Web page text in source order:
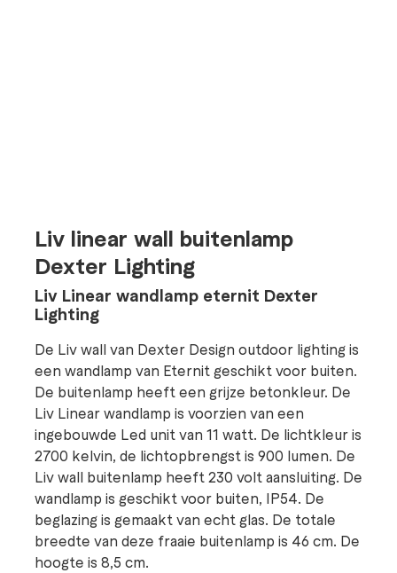
Liv linear wall buitenlamp
Dexter Lighting
Liv Linear wandlamp eternit Dexter
Lighting
De Liv wall van Dexter Design outdoor lighting is
een wandlamp van Eternit geschikt voor buiten.
De buitenlamp heeft een grijze betonkleur. De
Liv Linear wandlamp is voorzien van een
ingebouwde Led unit van 11 watt. De lichtkleur is
2700 kelvin, de lichtopbrengst is 900 lumen. De
Liv wall buitenlamp heeft 230 volt aansluiting. De
wandlamp is geschikt voor buiten, IP54. De
beglazing is gemaakt van echt glas. De totale
breedte van deze fraaie buitenlamp is 46 cm. De
hoogte is 8,5 cm.